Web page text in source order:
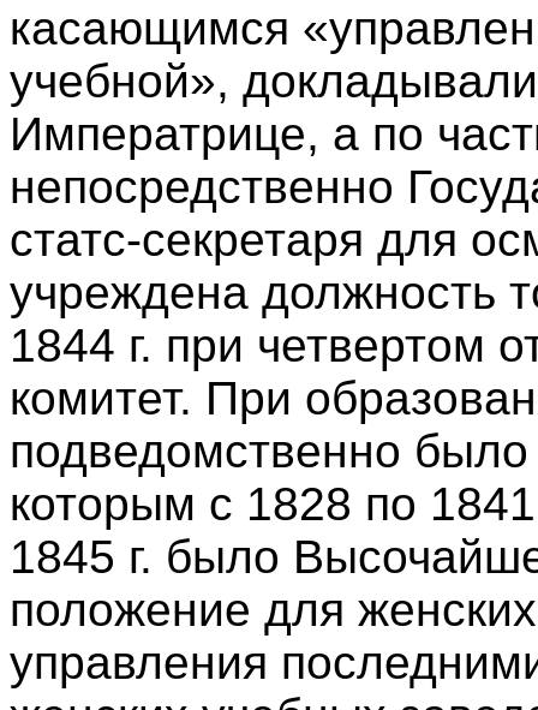
касающимся
учебной»,
Императрице, а по
непосредственно
статс-секретаря для
учреждена должность
1844 г. при четвертом
комитет. При
подведомственно было
которым с 1828 по
1845 г. было
положение для
управления